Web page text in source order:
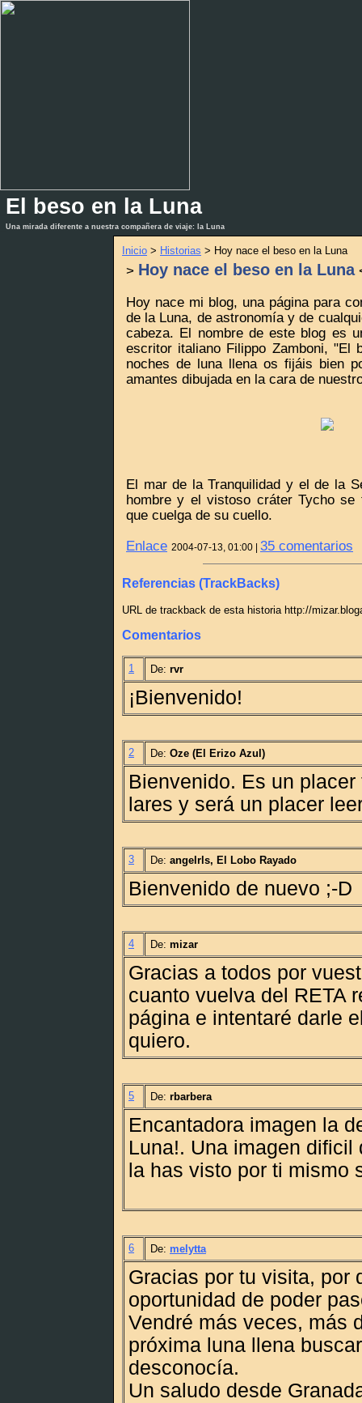
El beso en la Luna
Una mirada diferente a nuestra compañera de viaje: la Luna
Inicio > Historias > Hoy nace el beso en la Luna
> Hoy nace el beso en la Luna
Hoy nace mi blog, una página para
de la Luna, de astronomía y de
cabeza. El nombre de este blog es
escritor italiano Filippo Zamboni, "El
noches de luna llena os fijáis bien
amantes dibujada en la cara de
El mar de la Tranquilidad y el de la
hombre y el vistoso cráter Tycho se
que cuelga de su cuello.
Enlace 2004-07-13, 01:00 | 35 comentarios
Referencias (TrackBacks)
URL de trackback de esta historia http://
Comentarios
1 De: rvr
¡Bienvenido!
2 De: Oze (El Erizo Azul)
Bienvenido. Es un
lares y será un placer
3 De: angelrls, El Lobo Rayado
Bienvenido de nuevo ;-D
4 De: mizar
Gracias a todos por
cuanto vuelva del RETA
página e intentaré darle
quiero.
5 De: rbarbera
Encantadora imagen la
Luna!. Una imagen dificil
la has visto por ti mismo
6 De: melytta
Gracias por tu visita, por
oportunidad de poder
Vendré más veces, más
próxima luna llena
desconocía.
Un saludo desde